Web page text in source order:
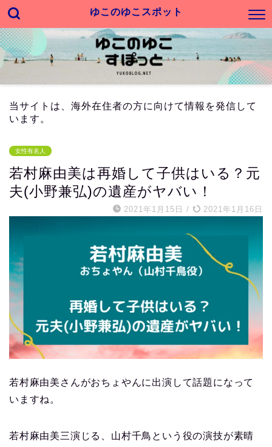
ゆこのゆこスポット
当サイトは、海外在住者の方に向けて情報を発信して
います。
女性有名人
若村麻由美は再婚して子供はいる？元
夫(小野兼弘)の遺産がヤバい！
2021年1月15日 / 2021年1月16日
若村麻由美さんがおちょやんに出演して話題になって
いますね。
若村麻由美三演じる、山村千鳥という役の演技が素晴